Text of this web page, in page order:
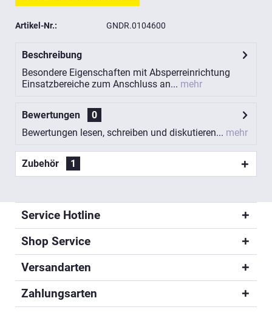
Artikel-Nr.: GNDR.0104600
Beschreibung
Besondere Eigenschaften mit Absperreinrichtung
Einsatzbereiche zum Anschluss an... mehr
Bewertungen
0
Bewertungen lesen, schreiben und diskutieren... mehr
Zubehör 1
Service Hotline
Shop Service
Versandarten
Zahlungsarten